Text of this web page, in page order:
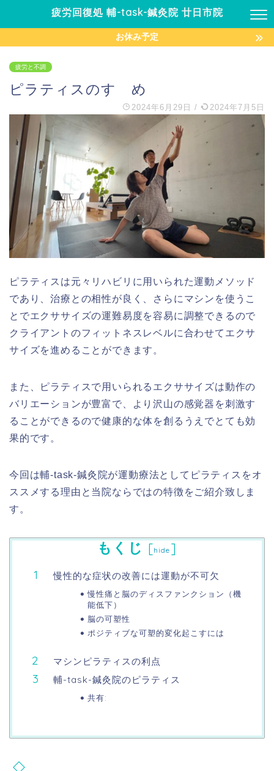
疲労回復処 輔-task-鍼灸院 廿日市院
お休み予定
疲労と不調
ピラティスのすゝめ
2024年6月29日 / 2024年7月5日
ピラティスは元々リハビリに用いられた運動メソッド
であり、治療との相性が良く、さらにマシンを使うこ
とでエクササイズの運難易度を容易に調整できるので
クライアントのフィットネスレベルに合わせてエクサ
サイズを進めることができます。
また、ピラティスで用いられるエクササイズは動作の
バリエーションが豊富で、より沢山の感覚器を刺激す
ることができるので健康的な体を創るうえでとても効
果的です。
今回は輔-task-鍼灸院が運動療法としてピラティスをオ
ススメする理由と当院ならではの特徴をご紹介致しま
す。
もくじ [hide ]
慢性的な症状の改善には運動が不可欠
慢性痛と脳のディスファンクション（機
能低下）
脳の可塑性
ポジティブな可塑的変化起こすには
マシンピラティスの利点
輔-task-鍼灸院のピラティス
共有: